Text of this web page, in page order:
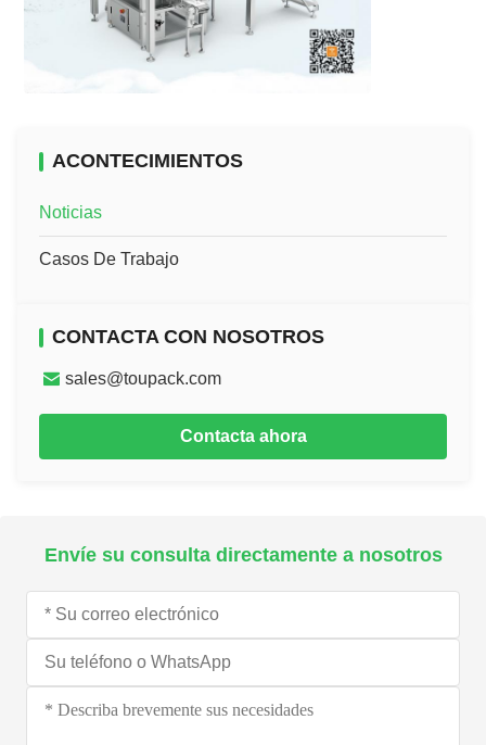
ACONTECIMIENTOS
Noticias
Casos De Trabajo
CONTACTA CON NOSOTROS
sales@toupack.com
Contacta ahora
Envíe su consulta directamente a nosotros